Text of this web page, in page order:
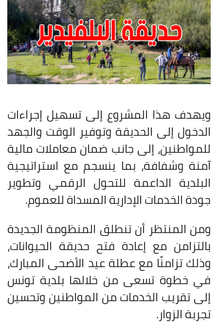
ويهدف هذا المشروع إلى تسهيل إجراءات
الدخول إلى الحديقة وتوفير الوقت والجهد
للمواطنين، إلى جانب ضمان معاملات مالية
آمنة وشفافة، بما ينسجم مع استراتيجية
البلدية الداعمة للتحول الرقمي وتطوير
جودة الخدمات الإدارية المسداة للعموم.
ومن المنتظر أن تنطلق المنظومة الجديدة
بالتزامن مع إعادة فتح حديقة الحيوانات،
وذلك تزامنًا مع عطلة عيد الأضحى المبارك،
في خطوة تسعى من خلالها بلدية تونس
إلى تقريب الخدمات من المواطنين وتحسين
تجربة الزوار.